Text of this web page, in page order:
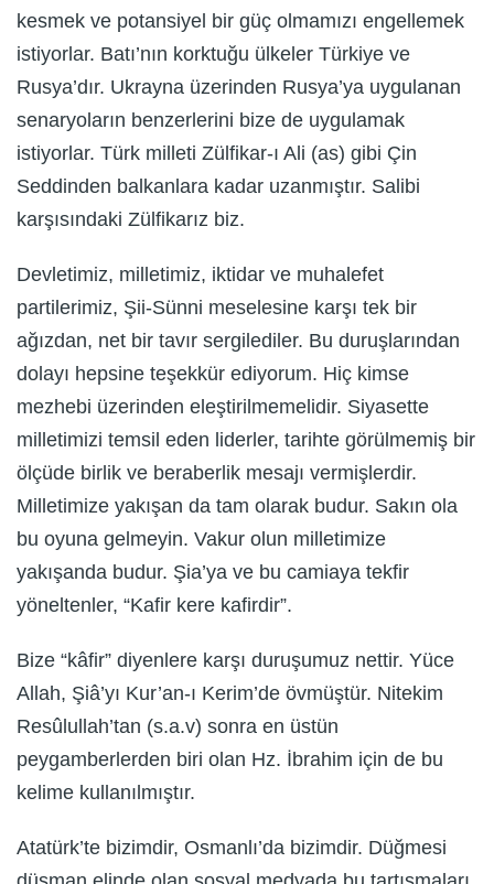
kesmek ve potansiyel bir güç olmamızı engellemek
istiyorlar. Batı’nın korktuğu ülkeler Türkiye ve
Rusya’dır. Ukrayna üzerinden Rusya’ya uygulanan
senaryoların benzerlerini bize de uygulamak
istiyorlar. Türk milleti Zülfikar-ı Ali (as) gibi Çin
Seddinden balkanlara kadar uzanmıştır. Salibi
karşısındaki Zülfikarız biz.
Devletimiz, milletimiz, iktidar ve muhalefet
partilerimiz, Şii-Sünni meselesine karşı tek bir
ağızdan, net bir tavır sergilediler. Bu duruşlarından
dolayı hepsine teşekkür ediyorum. Hiç kimse
mezhebi üzerinden eleştirilmemelidir. Siyasette
milletimizi temsil eden liderler, tarihte görülmemiş bir
ölçüde birlik ve beraberlik mesajı vermişlerdir.
Milletimize yakışan da tam olarak budur. Sakın ola
bu oyuna gelmeyin. Vakur olun milletimize
yakışanda budur. Şia’ya ve bu camiaya tekfir
yöneltenler, “Kafir kere kafirdir”.
Bize “kâfir” diyenlere karşı duruşumuz nettir. Yüce
Allah, Şiâ’yı Kur’an-ı Kerim’de övmüştür. Nitekim
Resûlullah’tan (s.a.v) sonra en üstün
peygamberlerden biri olan Hz. İbrahim için de bu
kelime kullanılmıştır.
Atatürk’te bizimdir, Osmanlı’da bizimdir. Düğmesi